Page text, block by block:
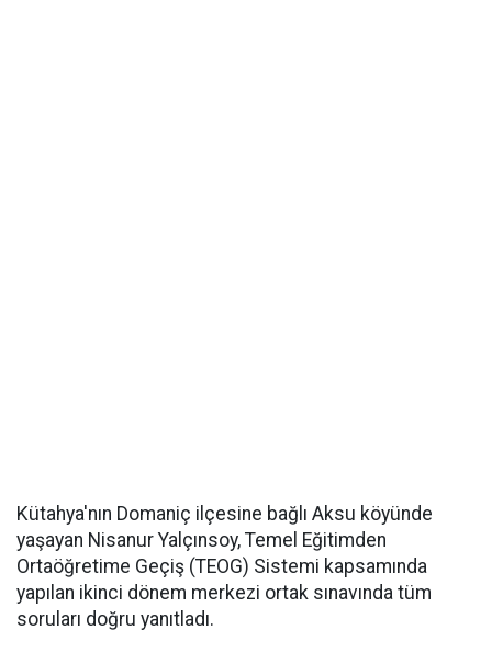
Kütahya'nın Domaniç ilçesine bağlı Aksu köyünde
yaşayan Nisanur Yalçınsoy, Temel Eğitimden
Ortaöğretime Geçiş (TEOG) Sistemi kapsamında
yapılan ikinci dönem merkezi ortak sınavında tüm
soruları doğru yanıtladı.